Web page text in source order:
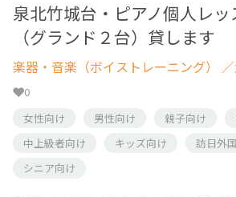
泉北竹城台・ピアノ個人レ
（グランド２台）貸します
楽器・音楽（ボイストレーニング）
0
女性向け
男性向け 親子向け
中上級者向け
キッズ向け
訪日外
シニア向け